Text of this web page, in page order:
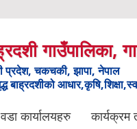
गाउँपालिका,
प्रदेश, चकचकी, झापा, नेपाल
बाह्रदशीको
वडा कार्यालयहरु कार्यक्रम